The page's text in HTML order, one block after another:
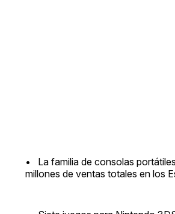
• La familia de consolas
millones de ventas totales en los